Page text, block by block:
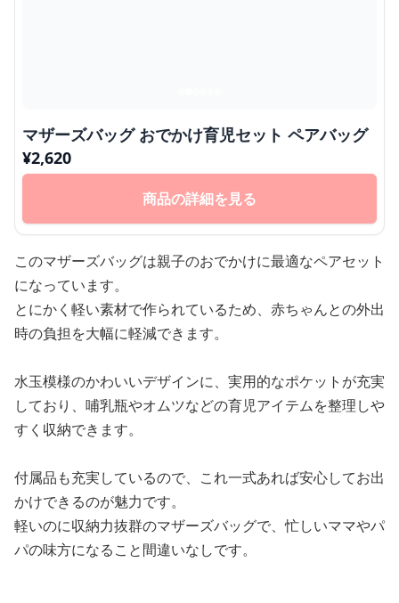
マザーズバッグ おでかけ育児セット ペアバッグ
¥2,620
商品の詳細を見る
このマザーズバッグは親子のおでかけに最適なペアセット
になっています。
とにかく軽い素材で作られているため、赤ちゃんとの外出
時の負担を大幅に軽減できます。
水玉模様のかわいいデザインに、実用的なポケットが充実
しており、哺乳瓶やオムツなどの育児アイテムを整理しや
すく収納できます。
付属品も充実しているので、これ一式あれば安心してお出
かけできるのが魅力です。
軽いのに収納力抜群のマザーズバッグで、忙しいママやパ
パの味方になること間違いなしです。